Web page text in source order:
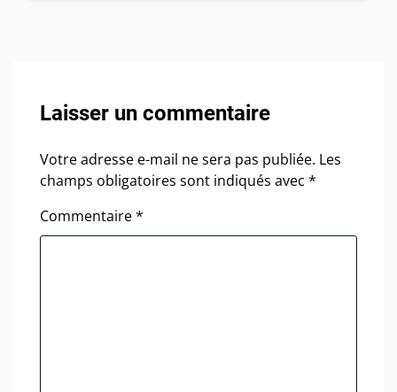
Laisser un commentaire
Votre adresse e-mail ne sera pas publiée. Les
champs obligatoires sont indiqués avec *
Commentaire*